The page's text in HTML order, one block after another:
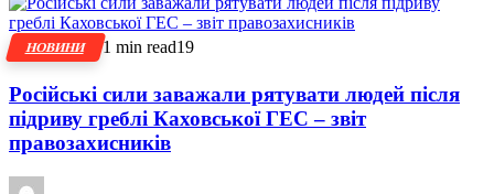
НОВИНИ 1 min read19
Російські сили заважали рятувати людей після
підриву греблі Каховської ГЕС – звіт
правозахисників